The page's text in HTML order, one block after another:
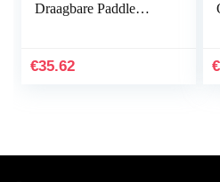
Draagbare Paddle
voor Kajak Kano
€35.62 €